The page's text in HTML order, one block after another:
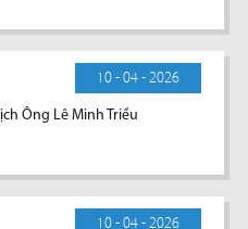
10 - 04 - 2026
Ông Lê Minh Triều
10 - 04 - 2026